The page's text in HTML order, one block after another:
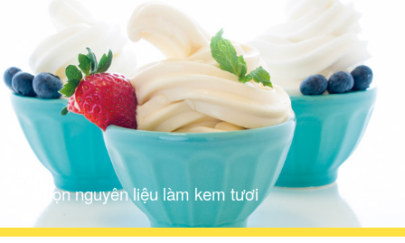
Chọn nguyên liệu làm kem tươi